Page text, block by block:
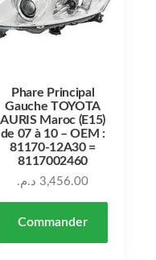
Phare Principal
Gauche TOYOTA
AURIS Maroc (E15)
de 07 à 10 – OEM :
81170-12A30 =
8117002460
3,456.00 د.م.
Commander